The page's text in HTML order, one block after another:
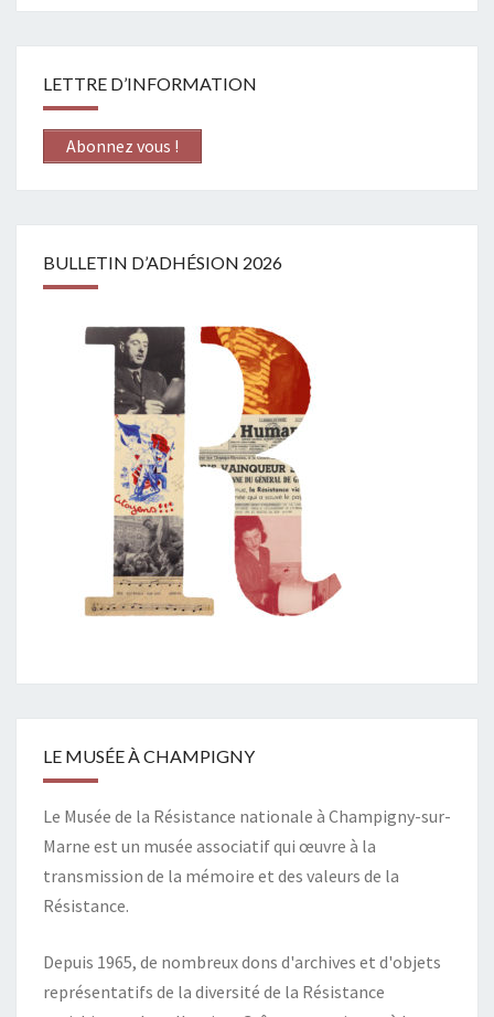
LETTRE D’INFORMATION
Abonnez vous !
BULLETIN D’ADHÉSION 2026
LE MUSÉE À CHAMPIGNY
Le Musée de la Résistance nationale à Champigny-sur-
Marne est un musée associatif qui œuvre à la
transmission de la mémoire et des valeurs de la
Résistance.
Depuis 1965, de nombreux dons d'archives et d'objets
représentatifs de la diversité de la Résistance